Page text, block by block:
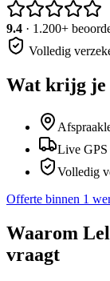
9.4 · 1.200+
Volledig
Wat krijg je
Live GPS
Volledig
Offerte binnen 1
Waarom
vraagt